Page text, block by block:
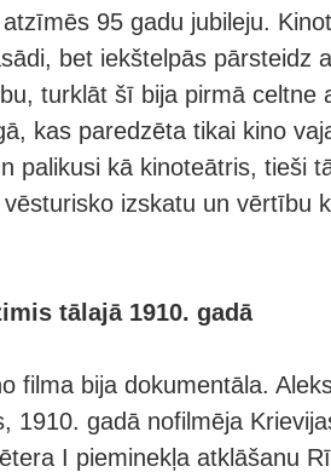
95 gadu jubileju.
bet iekštelpās pārsteidz
turklāt šī bija pirmā celtne
kas paredzēta tikai kino
palikusi kā kinoteātris, tieši
izskatu un vērtību
tālajā 1910. gadā
filma bija dokumentāla.
1910. gadā nofilmēja
I pieminekļa atklāšanu